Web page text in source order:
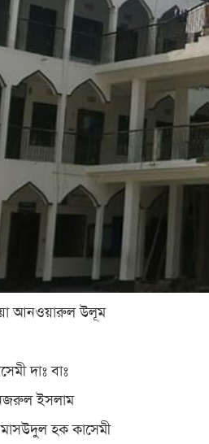
আনওয়ারুল উলূম
দাঃ বাঃ
ইসলাম
হক কাসেমী